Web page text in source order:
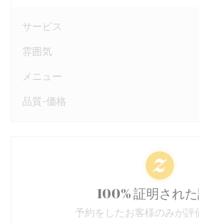
サービス
雰囲気
メニュー
品質-価格
100% 証明され
予約をしたお客様のみが評